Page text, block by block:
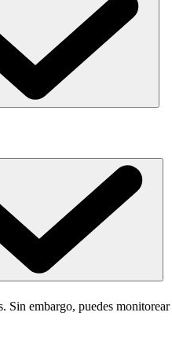
embargo, puedes